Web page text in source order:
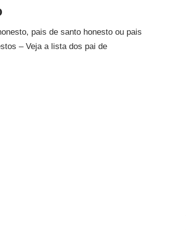
pais de santo honesto ou pais
– Veja a lista dos pai de